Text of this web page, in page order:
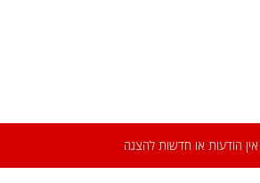
אין הודעות או חדשות להצגה